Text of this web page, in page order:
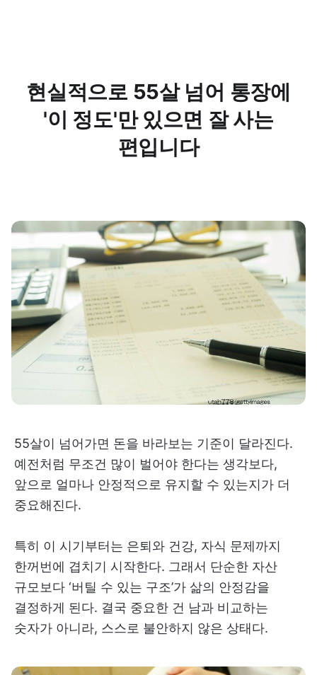
현실적으로 55살 넘어 통장에
'이 정도'만 있으면 잘 사는
편입니다
55살이 넘어가면 돈을 바라보는 기준이 달라진다.
예전처럼 무조건 많이 벌어야 한다는 생각보다,
앞으로 얼마나 안정적으로 유지할 수 있는지가 더
중요해진다.
특히 이 시기부터는 은퇴와 건강, 자식 문제까지
한꺼번에 겹치기 시작한다. 그래서 단순한 자산
규모보다 ‘버틸 수 있는 구조’가 삶의 안정감을
결정하게 된다. 결국 중요한 건 남과 비교하는
숫자가 아니라, 스스로 불안하지 않은 상태다.